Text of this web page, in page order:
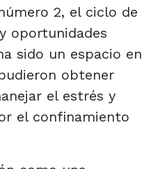
2, el ciclo de
oportunidades
sido un espacio en
obtener
el estrés y
el confinamiento